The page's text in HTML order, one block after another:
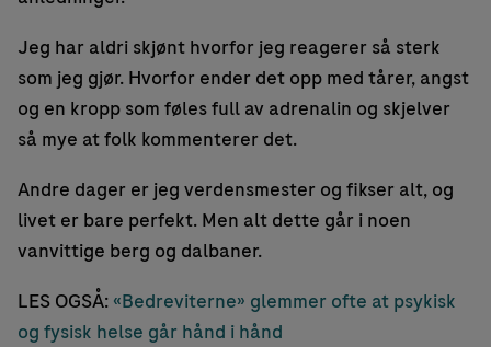
Jeg har aldri skjønt hvorfor jeg reagerer så sterk
som jeg gjør. Hvorfor ender det opp med tårer, angst
og en kropp som føles full av adrenalin og skjelver
så mye at folk kommenterer det.
Andre dager er jeg verdensmester og fikser alt, og
livet er bare perfekt. Men alt dette går i noen
vanvittige berg og dalbaner.
LES OGSÅ: «Bedreviterne» glemmer ofte at psykisk
og fysisk helse går hånd i hånd